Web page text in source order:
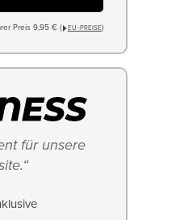
Preis 9,95 € ( EU−PREISE)
für unsere